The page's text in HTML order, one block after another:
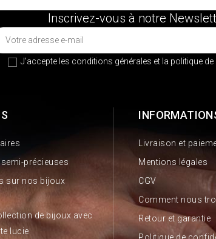
Inscrivez-vous à notre
J'accepte les conditions générales et la politique
semi-précieuses
sur nos bijoux
de bijoux avec
lucie
Livraison et
Mentions légales
CGV
Comment nous
Retour et garantie
Politique de